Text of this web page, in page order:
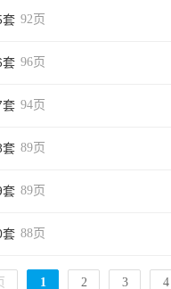
套 92页
套 96页
套 94页
套 89页
套 89页
套 88页
1 2 3 4